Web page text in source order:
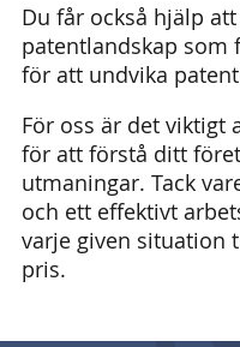
Du får också hjälp
patentlandskap
för att undvika
För oss är det viktigt
för att förstå ditt
utmaningar. Tack
och ett effektivt
varje given situation
pris.